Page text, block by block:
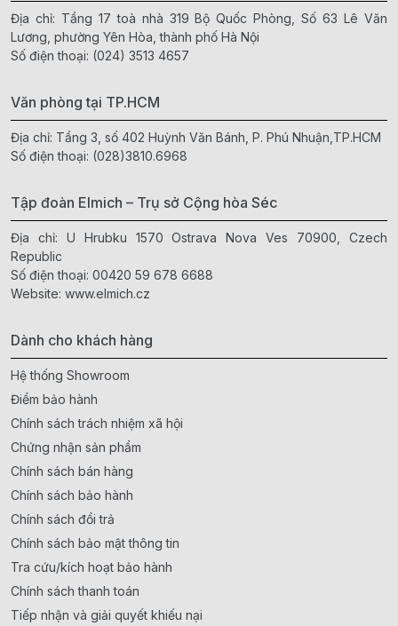
Địa chỉ: Tầng 17 toà nhà 319 Bộ Quốc Phòng, Số 63 Lê Văn
Lương, phường Yên Hòa, thành phố Hà Nội
Số điện thoại: (024) 3513 4657
Văn phòng tại TP.HCM
Địa chỉ: Tầng 3, số 402 Huỳnh Văn Bánh, P. Phú Nhuận,TP.HCM
Số điện thoại: (028)3810.6968
Tập đoàn Elmich – Trụ sở Cộng hòa Séc
Địa chỉ: U Hrubku 1570 Ostrava Nova Ves 70900, Czech
Republic
Số điện thoại: 00420 59 678 6688
Website: www.elmich.cz
Dành cho khách hàng
Hệ thống Showroom
Điểm bảo hành
Chính sách trách nhiệm xã hội
Chứng nhận sản phẩm
Chính sách bán hàng
Chính sách bảo hành
Chính sách đổi trả
Chính sách bảo mật thông tin
Tra cứu/kích hoạt bảo hành
Chính sách thanh toán
Tiếp nhận và giải quyết khiếu nại